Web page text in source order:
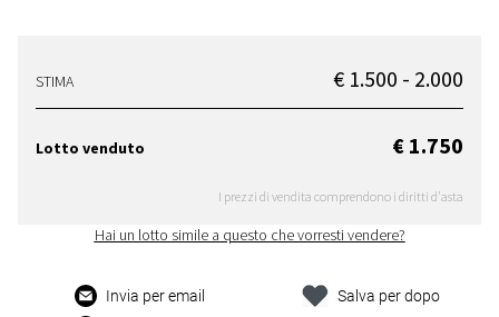
STIMA € 1.500 - 2.000
Lotto venduto € 1.750
I prezzi di vendita comprendono i diritti d'asta
Hai un lotto simile a questo che vorresti vendere?
Invia per email
Salva per dopo